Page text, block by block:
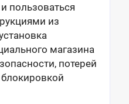
пользоваться
из
магазина
потерей